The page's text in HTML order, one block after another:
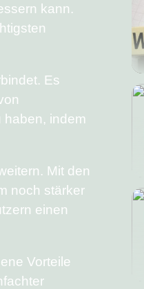
kann.
Es
indem
Mit den
noch stärker
einen
Vorteile